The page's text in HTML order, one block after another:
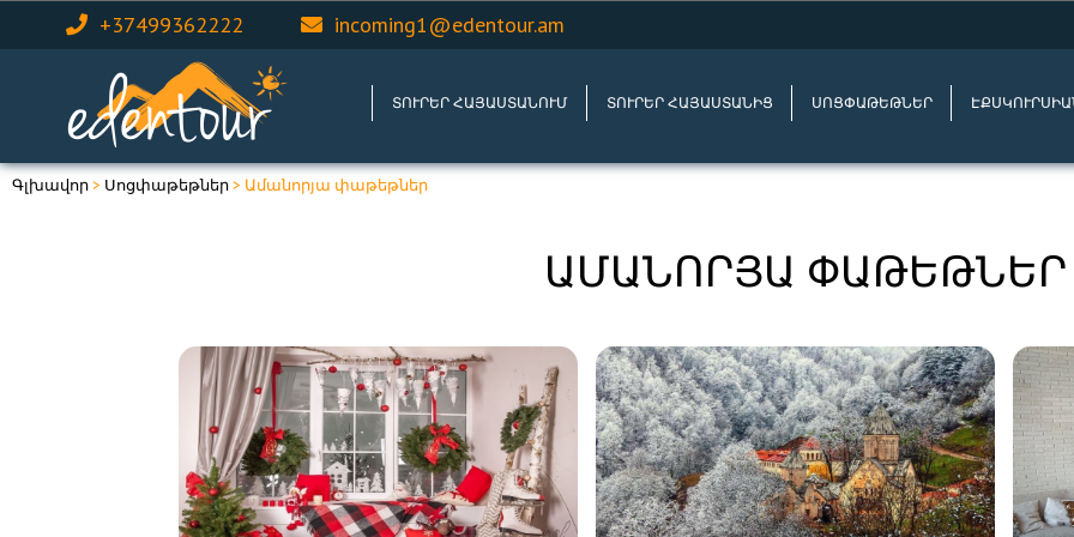
+37499362222 incoming1@edentour.am
ՏՈՒՐԵՐ ՀԱՅԱՍՏԱՆՈՒՄ ՏՈՒՐԵՐ ՀԱՅԱՍՏԱՆԻՑ ՍՈՑՓԱԹԵԹՆԵՐ
Գլխավոր> Սոցփաթեթներ> Ամանորյա փաթեթներ
ԱՄԱՆՈՐՅԱ ՓԱԹԵԹՆԵՐ